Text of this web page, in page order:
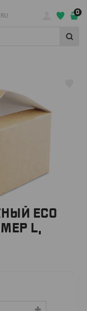
RU 0
ECO
L,